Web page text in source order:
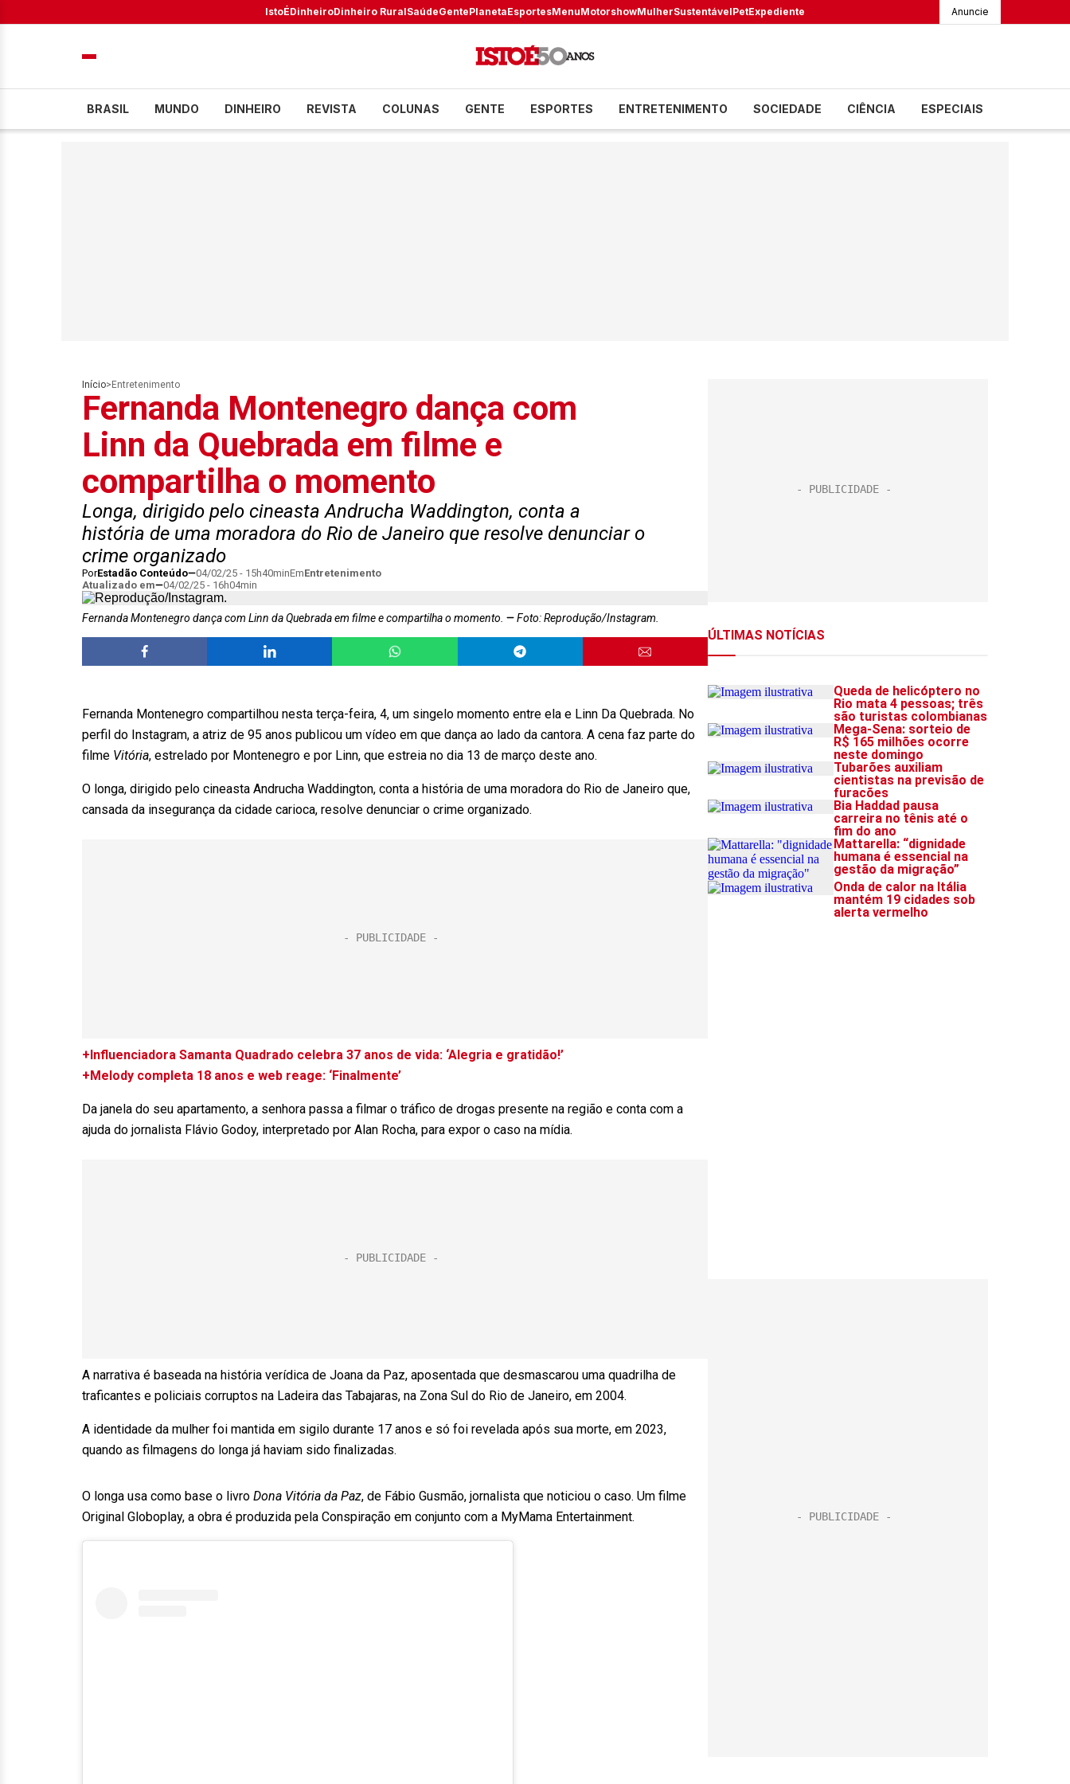
IstoÉDinheiroDinheiro RuralSaúdeGentePlanetaEsportesMenuMotorshowMulherSustentávelPetExpediente Anuncie
BRASIL MUNDO DINHEIRO REVISTA COLUNAS GENTE ESPORTES ENTRETENIMENTO SOCIEDADE CIÊNCIA ESPECIAIS
Início> Entretenimento
Fernanda Montenegro dança com
Linn da Quebrada em filme e
compartilha o momento
Longa, dirigido pelo cineasta Andrucha Waddington, conta a
história de uma moradora do Rio de Janeiro que resolve denunciar o
crime organizado
PorEstadão Conteúdo 04/02/25 - 15h40minEmEntretenimento
Atualizado em
04/02/25 - 16h04min
Fernanda Montenegro dança com Linn da Quebrada em filme e compartilha o momento. Foto: Reprodução/Instagram.
Fernanda Montenegro compartilhou nesta terça-feira, 4, um singelo momento entre ela e Linn Da Quebrada. No
perfil do Instagram, a atriz de 95 anos publicou um vídeo em que dança ao lado da cantora. A cena faz parte do
filme Vitória, estrelado por Montenegro e por Linn, que estreia no dia 13 de março deste ano.
O longa, dirigido pelo cineasta Andrucha Waddington, conta a história de uma moradora do Rio de Janeiro que,
cansada da insegurança da cidade carioca, resolve denunciar o crime organizado.
+Influenciadora Samanta Quadrado celebra 37 anos de vida: ‘Alegria e gratidão!’
+Melody completa 18 anos e web reage: ‘Finalmente’
Da janela do seu apartamento, a senhora passa a filmar o tráfico de drogas presente na região e conta com a
ajuda do jornalista Flávio Godoy, interpretado por Alan Rocha, para expor o caso na mídia.
A narrativa é baseada na história verídica de Joana da Paz, aposentada que desmascarou uma quadrilha de
traficantes e policiais corruptos na Ladeira das Tabajaras, na Zona Sul do Rio de Janeiro, em 2004.
A identidade da mulher foi mantida em sigilo durante 17 anos e só foi revelada após sua morte, em 2023,
quando as filmagens do longa já haviam sido finalizadas.
O longa usa como base o livro Dona Vitória da Paz, de Fábio Gusmão, jornalista que noticiou o caso. Um filme
Original Globoplay, a obra é produzida pela Conspiração em conjunto com a MyMama Entertainment.